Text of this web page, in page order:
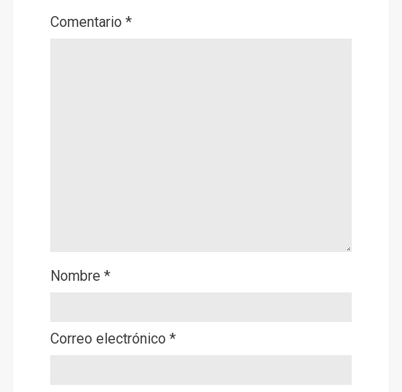
Comentario *
Nombre *
Correo electrónico *